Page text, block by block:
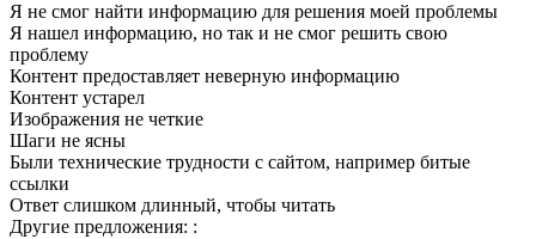
Я не смог найти информацию для решения моей проблемы
Я нашел информацию, но так и не смог решить свою
проблему
Контент предоставляет неверную информацию
Контент устарел
Изображения не четкие
Шаги не ясны
Были технические трудности с сайтом, например битые
ссылки
Ответ слишком длинный, чтобы читать
Другие предложения: :